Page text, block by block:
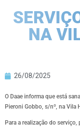
NA
26/08/2025
O Daae informa que está
Pieroni Gobbo, s/nº, na Vila
Para a realização do